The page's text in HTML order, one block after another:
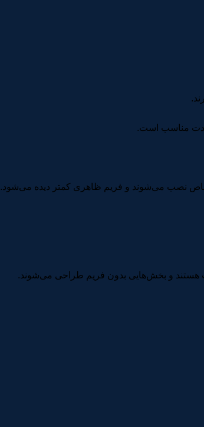
مناسب است.
خاص نصب می‌شوند و فریم ظاهری کمتر دیده می‌شود.
هستند و بخش‌هایی بدون فریم طراحی می‌شوند.